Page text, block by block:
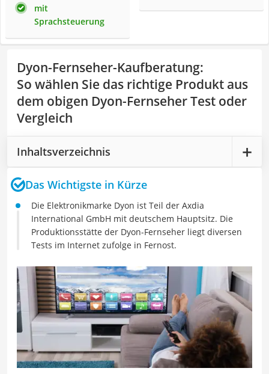
mit
Sprachsteuerung
Dyon-Fernseher-Kaufberatung:
So wählen Sie das richtige Produkt aus
dem obigen Dyon-Fernseher Test oder
Vergleich
Inhaltsverzeichnis
Das Wichtigste in Kürze
Die Elektronikmarke Dyon ist Teil der Axdia
International GmbH mit deutschem Hauptsitz. Die
Produktionsstätte der Dyon-Fernseher liegt diversen
Tests im Internet zufolge in Fernost.